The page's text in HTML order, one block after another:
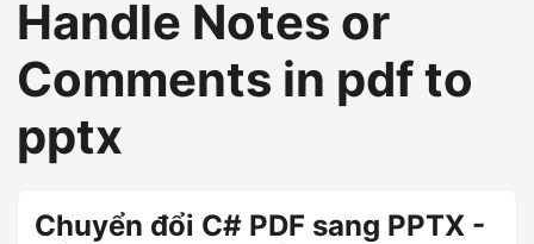
Handle Notes or
Comments in pdf to
pptx
Chuyển đổi C# PDF sang PPTX -